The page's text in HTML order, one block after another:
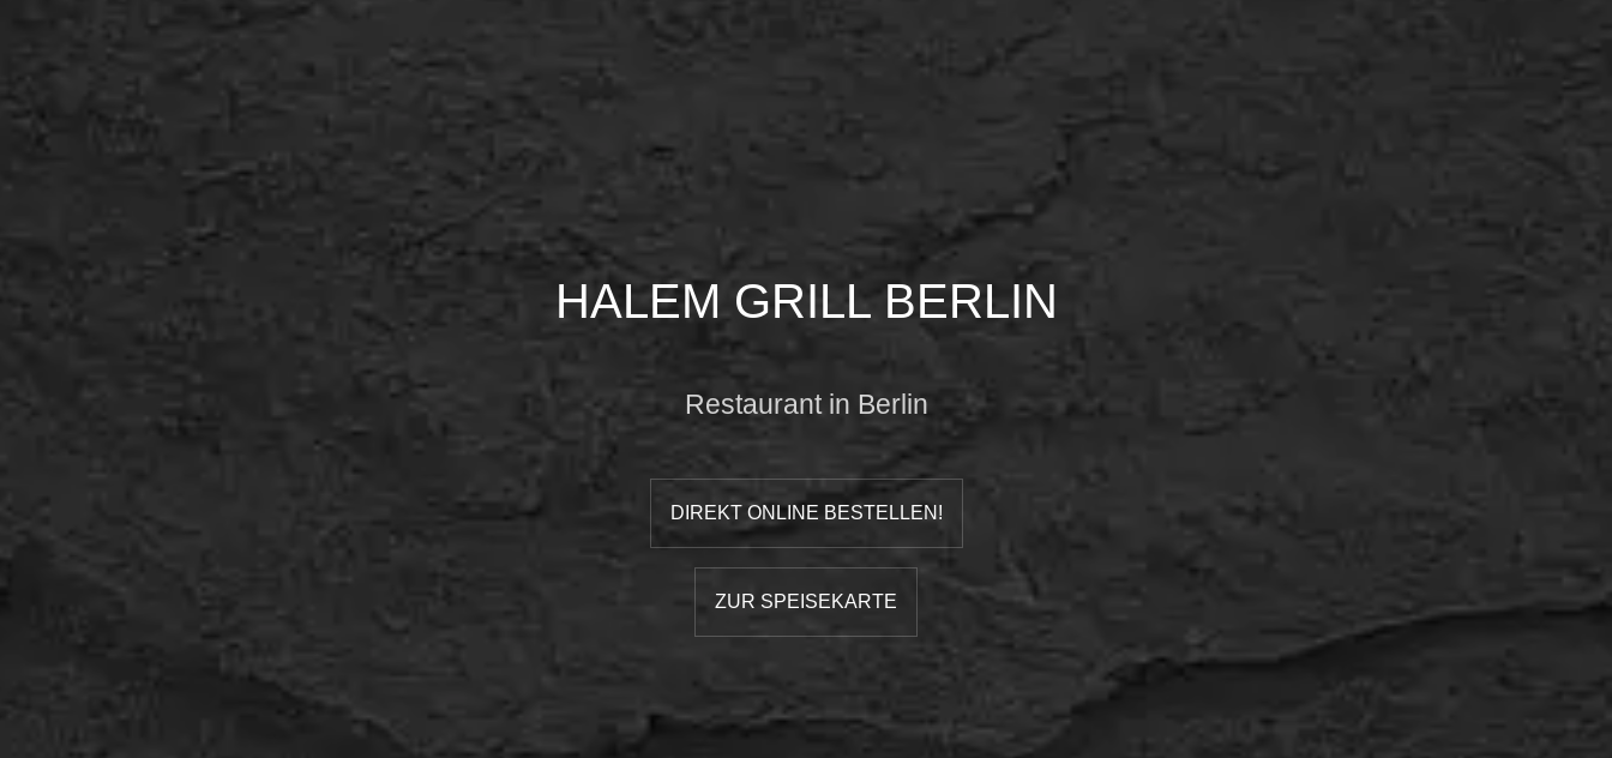
HALEM GRILL BERLIN
Restaurant in Berlin
DIREKT ONLINE BESTELLEN!
ZUR SPEISEKARTE